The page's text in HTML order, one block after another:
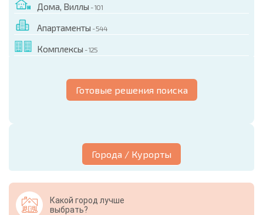
Дома, Виллы - 101
Апартаменты - 544
Комплексы - 125
Готовые решения поиска
Города / Курорты
Какой город лучше
выбрать?